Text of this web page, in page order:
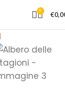
0 €